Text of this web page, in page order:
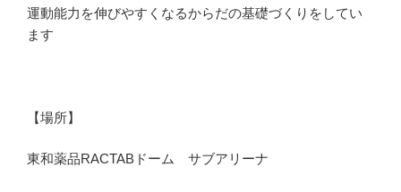
運動能力を伸びやすくなるからだの基礎づくりをしてい
ます
【場所】
東和薬品RACTABドーム サブアリーナ